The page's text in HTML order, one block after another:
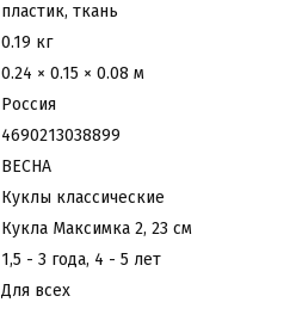
пластик, ткань
0.19 кг
0.24 × 0.15 × 0.08 м
Россия
4690213038899
ВЕСНА
Куклы классические
Кукла Максимка 2, 23 см
1,5 - 3 года, 4 - 5 лет
Для всех